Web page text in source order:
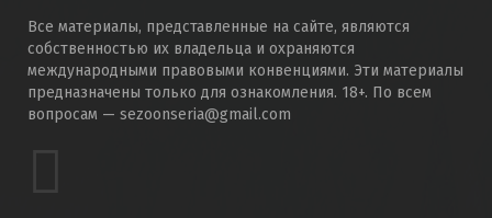
Все материалы, представленные на сайте, являются
собственностью их владельца и охраняются
международными правовыми конвенциями. Эти материалы
предназначены только для ознакомления. 18+. По всем
вопросам — sezoonseria@gmail.com